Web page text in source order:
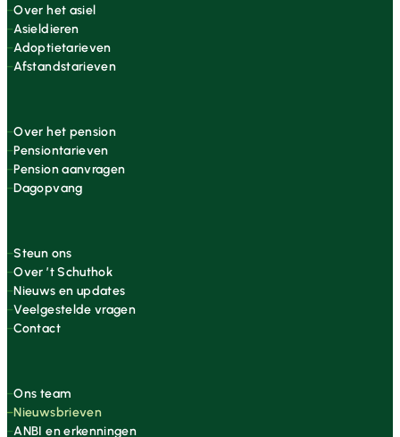
Over het asiel
Asieldieren
Adoptietarieven
Afstandstarieven
Over het pension
Pensiontarieven
Pension aanvragen
Dagopvang
Steun ons
Over ’t Schuthok
Nieuws en updates
Veelgestelde vragen
Contact
Ons team
Nieuwsbrieven
ANBI en erkenningen